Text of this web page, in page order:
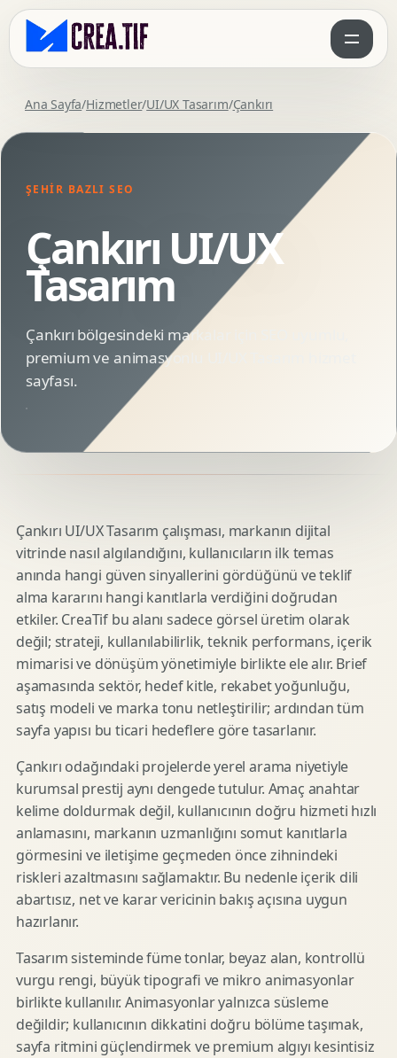
Ana Sayfa/Hizmetler/UI/UX Tasarım/Çankırı
ŞEHIR BAZLI SEO
Çankırı UI/UX
Tasarım
Çankırı bölgesindeki markalar için SEO uyumlu,
premium ve animasyonlu UI/UX Tasarım hizmet
sayfası.
Çankırı UI/UX Tasarım çalışması, markanın dijital
vitrinde nasıl algılandığını, kullanıcıların ilk temas
anında hangi güven sinyallerini gördüğünü ve teklif
alma kararını hangi kanıtlarla verdiğini doğrudan
etkiler. CreaTif bu alanı sadece görsel üretim olarak
değil; strateji, kullanılabilirlik, teknik performans, içerik
mimarisi ve dönüşüm yönetimiyle birlikte ele alır. Brief
aşamasında sektör, hedef kitle, rekabet yoğunluğu,
satış modeli ve marka tonu netleştirilir; ardından tüm
sayfa yapısı bu ticari hedeflere göre tasarlanır.
Çankırı odağındaki projelerde yerel arama niyetiyle
kurumsal prestij aynı dengede tutulur. Amaç anahtar
kelime doldurmak değil, kullanıcının doğru hizmeti hızlı
anlamasını, markanın uzmanlığını somut kanıtlarla
görmesini ve iletişime geçmeden önce zihnindeki
riskleri azaltmasını sağlamaktır. Bu nedenle içerik dili
abartısız, net ve karar vericinin bakış açısına uygun
hazırlanır.
Tasarım sisteminde füme tonlar, beyaz alan, kontrollü
vurgu rengi, büyük tipografi ve mikro animasyonlar
birlikte kullanılır. Animasyonlar yalnızca süsleme
değildir; kullanıcının dikkatini doğru bölüme taşımak,
sayfa ritmini güçlendirmek ve premium algıyı kesintisiz